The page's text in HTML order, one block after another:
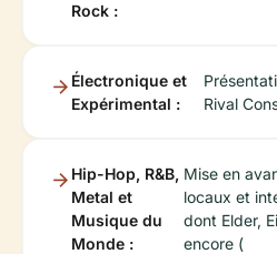
Rock :
Électronique et
Expérimental :
Rival
Hip-Hop, R&B,
Metal et
Musique du
Monde :
Mise en
locaux et
dont Elder,
encore (